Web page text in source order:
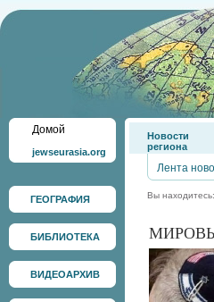
Домой
jewseurasia.org
ГЕОГРАФИЯ
БИБЛИОТЕКА
ВИДЕОАРХИВ
Новости
региона
Лента
Вы находитесь: